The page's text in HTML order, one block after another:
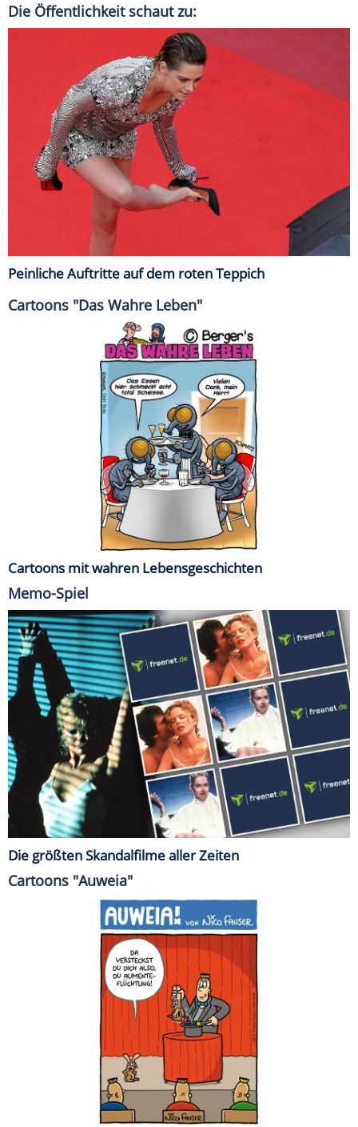
Die Öffentlichkeit schaut zu:
Peinliche Auftritte auf dem roten Teppich
Cartoons "Das Wahre Leben"
Cartoons mit wahren Lebensgeschichten
Memo-Spiel
Die größten Skandalfilme aller Zeiten
Cartoons "Auweia"